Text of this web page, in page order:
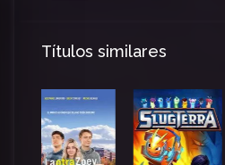
Títulos similares